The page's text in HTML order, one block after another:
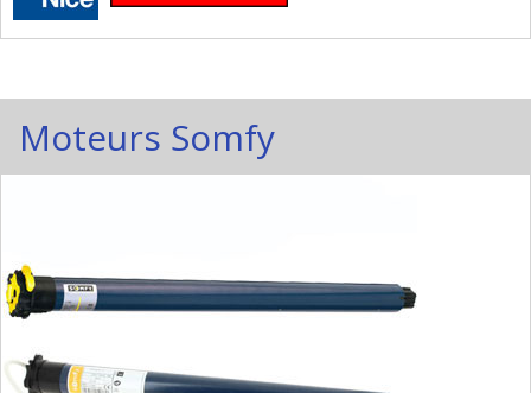
Moteurs Somfy